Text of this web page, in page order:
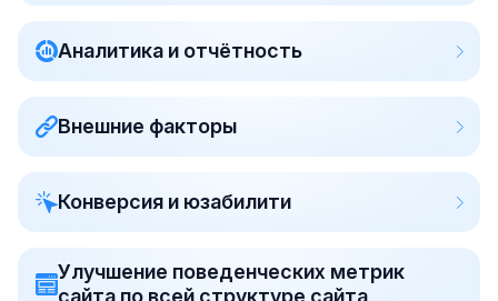
Аналитика и отчётность
Внешние факторы
Конверсия и юзабилити
Улучшение поведенческих метрик
сайта по всей структуре сайта